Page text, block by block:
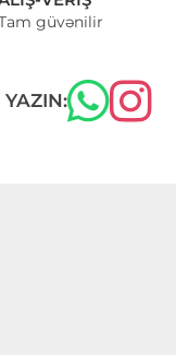
güvənilir